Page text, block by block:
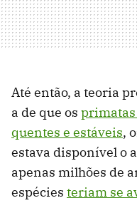
Até então, a teoria
a de que os
quentes e estáveis,
estava disponível o
apenas milhões de
espécies teriam se